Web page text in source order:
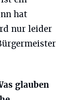
hat
nur leider
glauben